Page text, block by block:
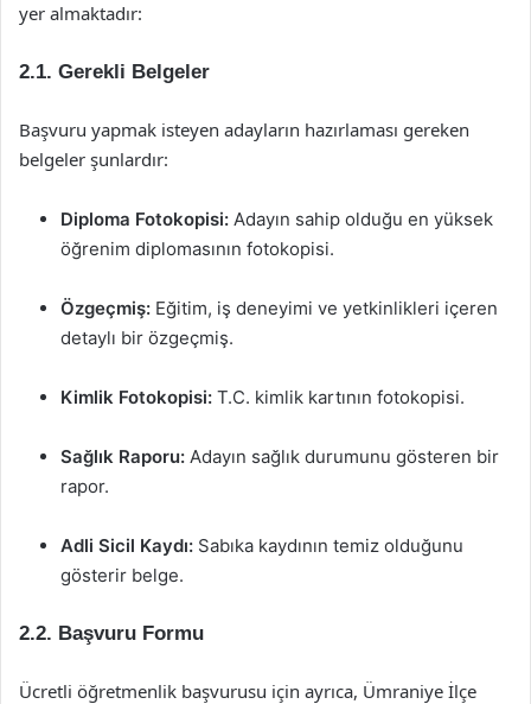
yer almaktadır:
2.1. Gerekli Belgeler
Başvuru yapmak isteyen adayların hazırlaması gereken
belgeler şunlardır:
Diploma Fotokopisi: Adayın sahip olduğu en yüksek
öğrenim diplomasının fotokopisi.
Özgeçmiş: Eğitim, iş deneyimi ve yetkinlikleri içeren
detaylı bir özgeçmiş.
Kimlik Fotokopisi: T.C. kimlik kartının fotokopisi.
Sağlık Raporu: Adayın sağlık durumunu gösteren bir
rapor.
Adli Sicil Kaydı: Sabıka kaydının temiz olduğunu
gösterir belge.
2.2. Başvuru Formu
Ücretli öğretmenlik başvurusu için ayrıca, Ümraniye İlçe